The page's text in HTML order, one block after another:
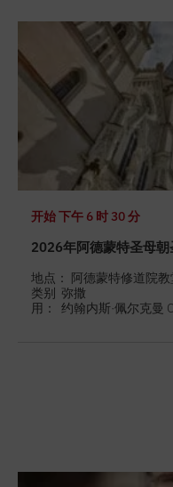
开始下午 6 时 30 分
2026年阿德蒙特圣母
地点： 阿德蒙特修道院
类别 弥撒
用： 约翰内斯·佩尔克曼